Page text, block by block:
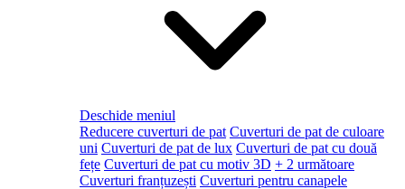
Deschide meniul
Reducere cuverturi de pat Cuverturi de pat de culoare
uni Cuverturi de pat de lux Cuverturi de pat cu două
fețe Cuverturi de pat cu motiv 3D + 2 următoare
Cuverturi franțuzești Cuverturi pentru canapele